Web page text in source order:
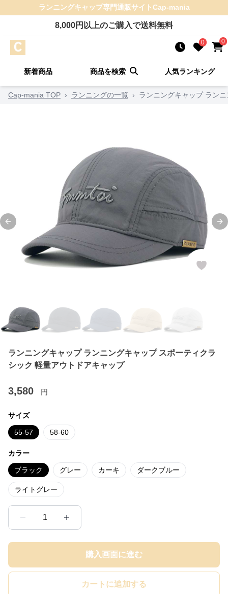
ランニングキャップ専門通販サイトCap-mania
8,000円以上のご購入で送料無料
0 0
新着商品 商品を検索 人気ランキング
Cap-mania TOP › ランニングの一覧 › ランニングキャップ ラン
Previous slide
ランニングキャップ ランニングキャップ スポーティクラ
シック 軽量アウトドアキャップ
3,580 円
サイズ
55-57 58-60
カラー
ブラック グレー カーキ ダークブルー
ライトグレー
1
購入画面に進む
カートに追加する